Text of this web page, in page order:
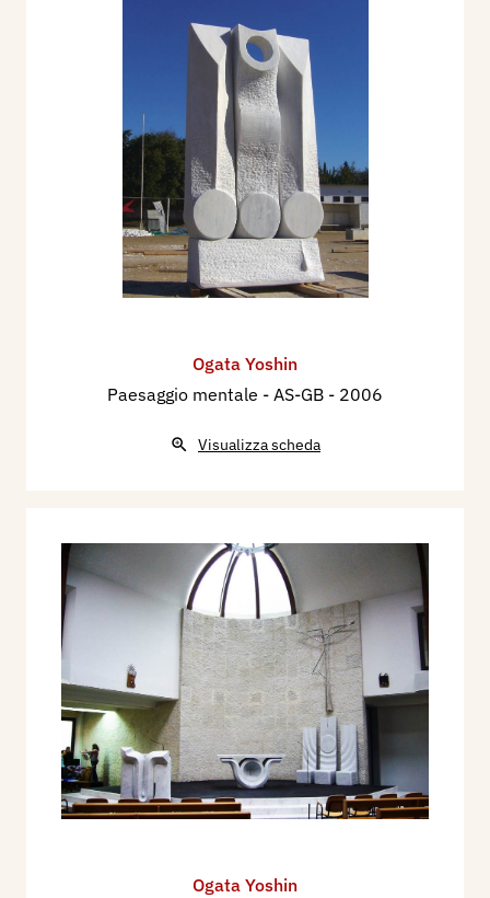
Ogata Yoshin
Paesaggio mentale - AS-GB - 2006
Visualizza scheda
Ogata Yoshin